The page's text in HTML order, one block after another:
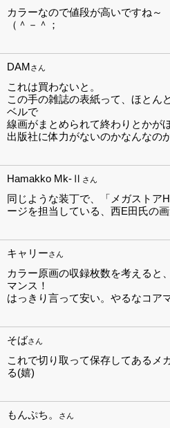
カラーなので値段が高いですね～
（＾－＾；
DAMさん
これは買わないと。
この手の雑誌の表紙って、ほとん
ベルで
線画がまとめられて終わりとかが
出版社に体力がないのかなんなのか
Hamakko Mk-Ⅱ さん
同じような装丁で、「メガストア
ージを担当している、西E田氏の
キャリーさん
カラー原画の収録枚数を考えると
マンス！
はっきり言って安い。やるなコア
そばさん
これで切り取って保存してあるメ
る(嬉)
もんぷち。 さん